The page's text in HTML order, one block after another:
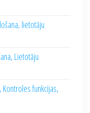
lietotāju
Lietotāju
funkcijas,